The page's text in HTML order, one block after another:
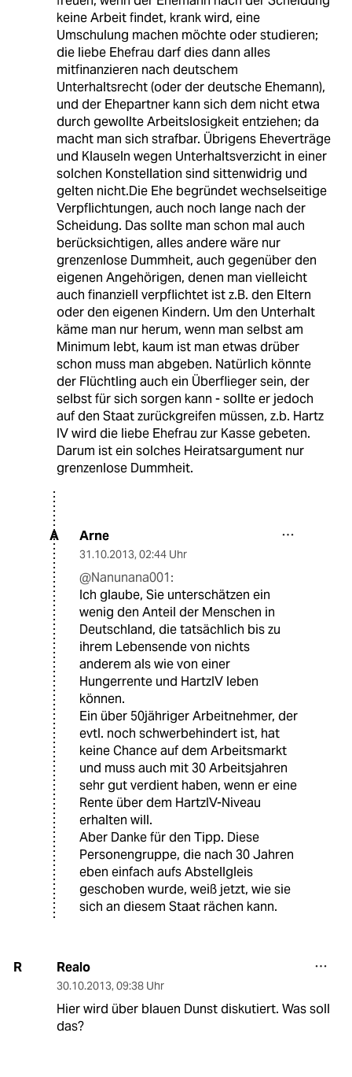
keine Arbeit findet, krank wird, eine
Umschulung machen möchte oder studieren;
die liebe Ehefrau darf dies dann alles
mitfinanzieren nach deutschem
Unterhaltsrecht (oder der deutsche Ehemann),
und der Ehepartner kann sich dem nicht etwa
durch gewollte Arbeitslosigkeit entziehen; da
macht man sich strafbar. Übrigens Eheverträge
und Klauseln wegen Unterhaltsverzicht in einer
solchen Konstellation sind sittenwidrig und
gelten nicht.Die Ehe begründet wechselseitige
Verpflichtungen, auch noch lange nach der
Scheidung. Das sollte man schon mal auch
berücksichtigen, alles andere wäre nur
grenzenlose Dummheit, auch gegenüber den
eigenen Angehörigen, denen man vielleicht
auch finanziell verpflichtet ist z.B. den Eltern
oder den eigenen Kindern. Um den Unterhalt
käme man nur herum, wenn man selbst am
Minimum lebt, kaum ist man etwas drüber
schon muss man abgeben. Natürlich könnte
der Flüchtling auch ein Überflieger sein, der
selbst für sich sorgen kann - sollte er jedoch
auf den Staat zurückgreifen müssen, z.b. Hartz
IV wird die liebe Ehefrau zur Kasse gebeten.
Darum ist ein solches Heiratsargument nur
grenzenlose Dummheit.
A Arne
31.10.2013, 02:44 Uhr
@Nanunana001:
Ich glaube, Sie unterschätzen ein
wenig den Anteil der Menschen in
Deutschland, die tatsächlich bis zu
ihrem Lebensende von nichts
anderem als wie von einer
Hungerrente und HartzIV leben
können.
Ein über 50jähriger Arbeitnehmer, der
evtl. noch schwerbehindert ist, hat
keine Chance auf dem Arbeitsmarkt
und muss auch mit 30 Arbeitsjahren
sehr gut verdient haben, wenn er eine
Rente über dem HartzIV-Niveau
erhalten will.
Aber Danke für den Tipp. Diese
Personengruppe, die nach 30 Jahren
eben einfach aufs Abstellgleis
geschoben wurde, weiß jetzt, wie sie
sich an diesem Staat rächen kann.
R Realo
30.10.2013, 09:38 Uhr
Hier wird über blauen Dunst diskutiert. Was soll
das?